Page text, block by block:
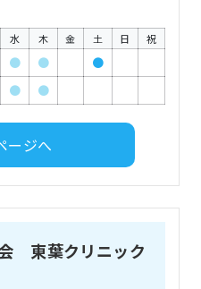
水 木 金 土 日 祝
● ●
●
● ●
ージへ
東葉クリニック